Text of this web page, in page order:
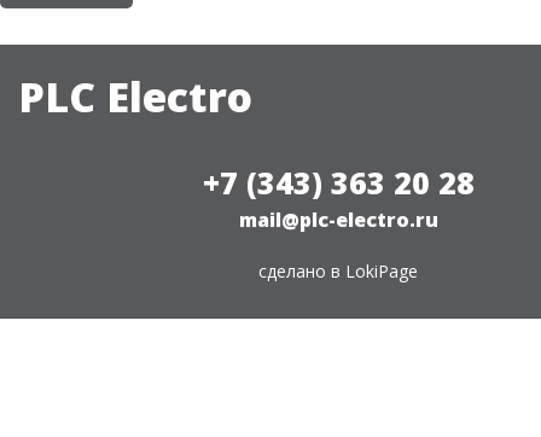
PLC Electro
+7 (343) 363 20 28
mail@plc-electro.ru
сделано в LokiPage